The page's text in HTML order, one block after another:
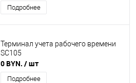
Подробнее
Терминал учета рабочего времени
SC105
0 BYN. / шт
Подробнее